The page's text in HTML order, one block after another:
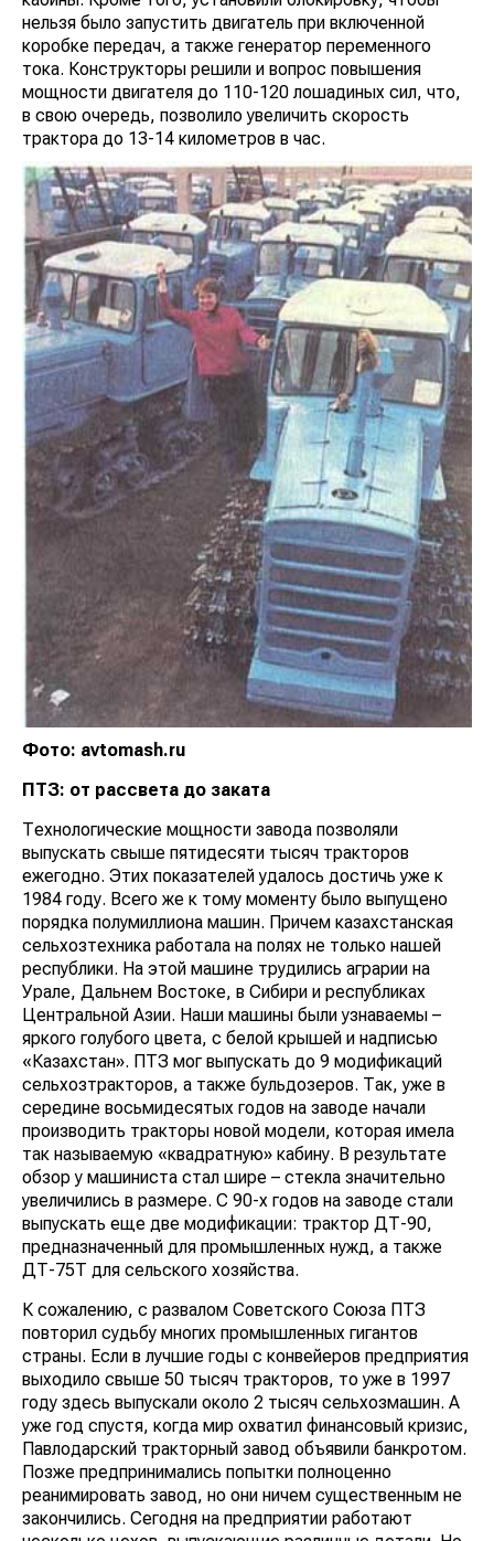
нельзя было запустить двигатель при включенной
коробке передач, а также генератор переменного
тока. Конструкторы решили и вопрос повышения
мощности двигателя до 110-120 лошадиных сил, что,
в свою очередь, позволило увеличить скорость
трактора до 13-14 километров в час.
Фото: avtomash.ru
ПТЗ: от рассвета до заката
Технологические мощности завода позволяли
выпускать свыше пятидесяти тысяч тракторов
ежегодно. Этих показателей удалось достичь уже к
1984 году. Всего же к тому моменту было выпущено
порядка полумиллиона машин. Причем казахстанская
сельхозтехника работала на полях не только нашей
республики. На этой машине трудились аграрии на
Урале, Дальнем Востоке, в Сибири и республиках
Центральной Азии. Наши машины были узнаваемы –
яркого голубого цвета, с белой крышей и надписью
«Казахстан». ПТЗ мог выпускать до 9 модификаций
сельхозтракторов, а также бульдозеров. Так, уже в
середине восьмидесятых годов на заводе начали
производить тракторы новой модели, которая имела
так называемую «квадратную» кабину. В результате
обзор у машиниста стал шире – стекла значительно
увеличились в размере. С 90-х годов на заводе стали
выпускать еще две модификации: трактор ДТ-90,
предназначенный для промышленных нужд, а также
ДТ-75Т для сельского хозяйства.
К сожалению, с развалом Советского Союза ПТЗ
повторил судьбу многих промышленных гигантов
страны. Если в лучшие годы с конвейеров предприятия
выходило свыше 50 тысяч тракторов, то уже в 1997
году здесь выпускали около 2 тысяч сельхозмашин. А
уже год спустя, когда мир охватил финансовый кризис,
Павлодарский тракторный завод объявили банкротом.
Позже предпринимались попытки полноценно
реанимировать завод, но они ничем существенным не
закончились. Сегодня на предприятии работают